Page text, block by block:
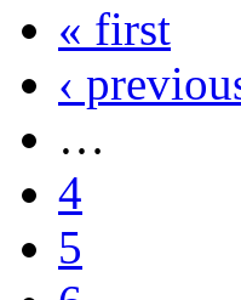
« first
‹
…
4
5